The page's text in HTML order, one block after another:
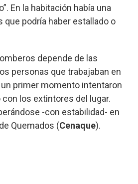
En la habitación había una
que podría haber estallado o
depende de las
personas que trabajaban en
primer momento intentaron
los extintores del lugar.
-con estabilidad- en
Quemados (Cenaque).